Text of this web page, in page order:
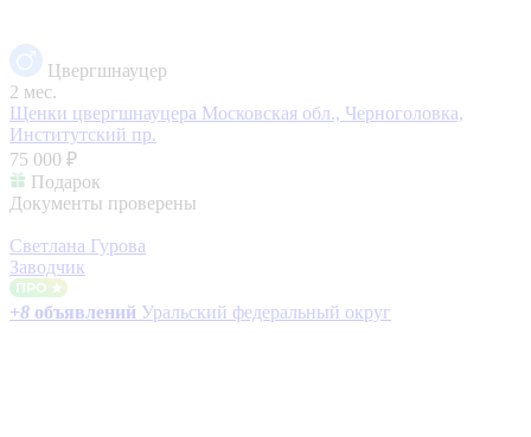
Цвергшнауцер
2 мес.
Щенки цвергшнауцера Московская обл., Черноголовка,
Институтский пр.
75 000 ₽
Подарок
Документы проверены
Светлана Гурова
Заводчик
+8 объявлений Уральский федеральный округ